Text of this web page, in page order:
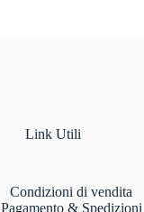
Link Utili
Condizioni di vendita
Pagamento & Spedizioni